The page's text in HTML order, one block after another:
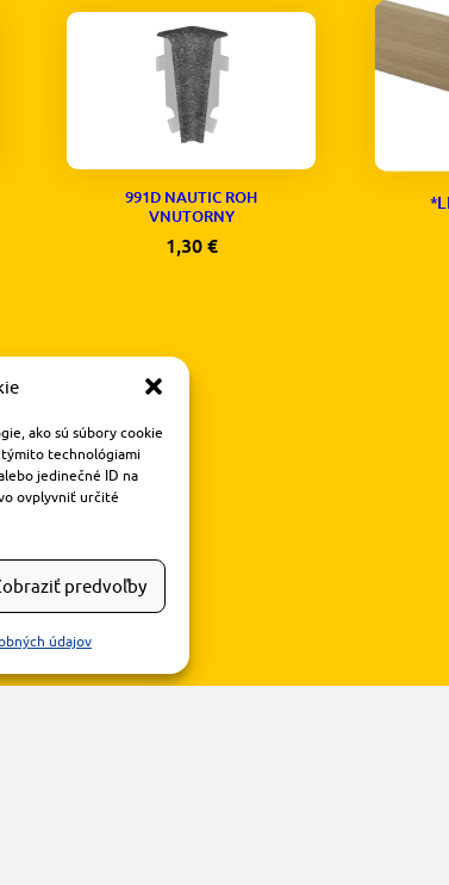
ako sú súbory cookie
týmito technológiami
jedinečné ID na
ovplyvniť určité
predvoľby
údajov
991D NAUTIC ROH
VNUTORNY
1,30 €